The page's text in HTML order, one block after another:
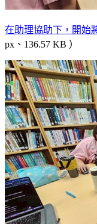
在助理協助下，開始
px、136.57 KB ）